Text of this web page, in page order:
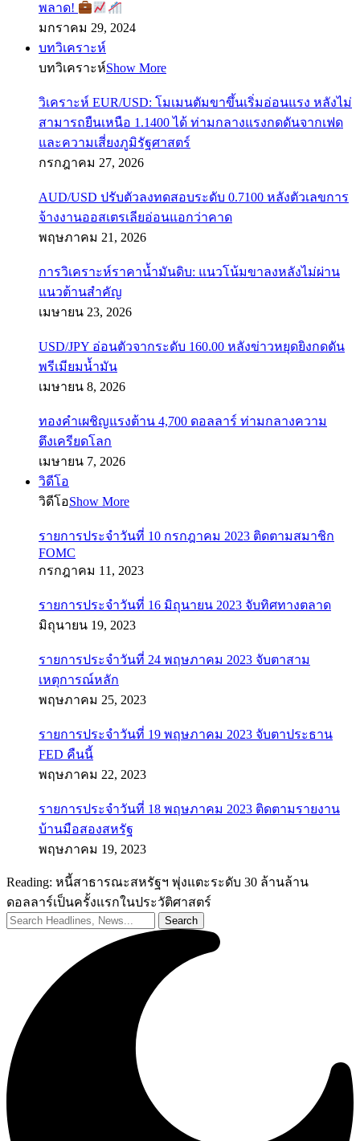
พลาด!
มกราคม 29, 2024
บทวิเคราะห์
บทวิเคราะห์Show More
วิเคราะห์ EUR/USD: โมเมนตัมขาขึ้นเริ่มอ่อนแรง หลังไม่
สามารถยืนเหนือ 1.1400 ได้ ท่ามกลางแรงกดดันจากเฟด
และความเสี่ยงภูมิรัฐศาสตร์
กรกฎาคม 27, 2026
AUD/USD ปรับตัวลงทดสอบระดับ 0.7100 หลังตัวเลขการ
จ้างงานออสเตรเลียอ่อนแอกว่าคาด
พฤษภาคม 21, 2026
การวิเคราะห์ราคาน้ำมันดิบ: แนวโน้มขาลงหลังไม่ผ่าน
แนวต้านสำคัญ
เมษายน 23, 2026
USD/JPY อ่อนตัวจากระดับ 160.00 หลังข่าวหยุดยิงกดดัน
พรีเมียมน้ำมัน
เมษายน 8, 2026
ทองคำเผชิญแรงต้าน 4,700 ดอลลาร์ ท่ามกลางความ
ตึงเครียดโลก
เมษายน 7, 2026
วิดีโอ
วิดีโอShow More
รายการประจำวันที่ 10 กรกฎาคม 2023 ติดตามสมาชิก
FOMC
กรกฎาคม 11, 2023
รายการประจำวันที่ 16 มิถุนายน 2023 จับทิศทางตลาด
มิถุนายน 19, 2023
รายการประจำวันที่ 24 พฤษภาคม 2023 จับตาสาม
เหตุการณ์หลัก
พฤษภาคม 25, 2023
รายการประจำวันที่ 19 พฤษภาคม 2023 จับตาประธาน
FED คืนนี้
พฤษภาคม 22, 2023
รายการประจำวันที่ 18 พฤษภาคม 2023 ติดตามรายงาน
บ้านมือสองสหรัฐ
พฤษภาคม 19, 2023
Reading: หนี้สาธารณะสหรัฐฯ พุ่งแตะระดับ 30 ล้านล้าน
ดอลลาร์เป็นครั้งแรกในประวัติศาสตร์